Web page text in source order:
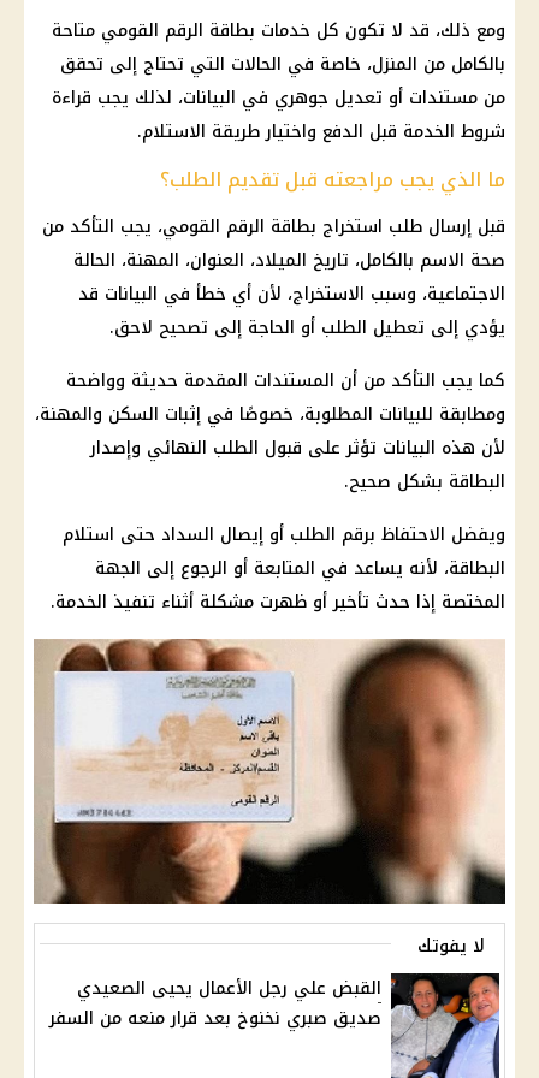
ومع ذلك، قد لا تكون كل خدمات بطاقة الرقم القومي متاحة
بالكامل من المنزل، خاصة في الحالات التي تحتاج إلى تحقق
من مستندات أو تعديل جوهري في البيانات، لذلك يجب قراءة
شروط الخدمة قبل الدفع واختيار طريقة الاستلام.
ما الذي يجب مراجعته قبل تقديم الطلب؟
قبل إرسال طلب استخراج بطاقة الرقم القومي، يجب التأكد من
صحة الاسم بالكامل، تاريخ الميلاد، العنوان، المهنة، الحالة
الاجتماعية، وسبب الاستخراج، لأن أي خطأ في البيانات قد
يؤدي إلى تعطيل الطلب أو الحاجة إلى تصحيح لاحق.
كما يجب التأكد من أن المستندات المقدمة حديثة وواضحة
ومطابقة للبيانات المطلوبة، خصوصًا في إثبات السكن والمهنة،
لأن هذه البيانات تؤثر على قبول الطلب النهائي وإصدار
البطاقة بشكل صحيح.
ويفضل الاحتفاظ برقم الطلب أو إيصال السداد حتى استلام
البطاقة، لأنه يساعد في المتابعة أو الرجوع إلى الجهة
المختصة إذا حدث تأخير أو ظهرت مشكلة أثناء تنفيذ الخدمة.
لا يفوتك
القبض علي رجل الأعمال يحيى الصعيدي
صديق صبري نخنوخ بعد قرار منعه من السفر